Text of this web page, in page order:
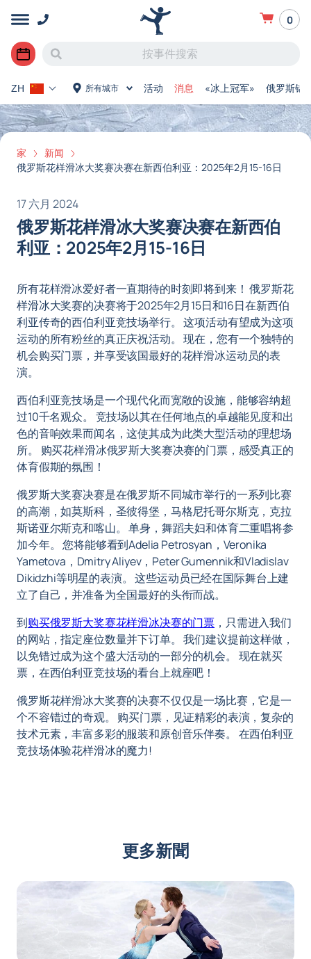
0
所有城市 活动 消息 «冰上冠军» 俄罗斯锦
ZH
家
新闻
俄罗斯花样滑冰大奖赛决赛在新西伯利亚：2025年2月15-16日
17 六月 2024
俄罗斯花样滑冰大奖赛决赛在新西伯
利亚：2025年2月15-16日
所有花样滑冰爱好者一直期待的时刻即将到来！ 俄罗斯花
样滑冰大奖赛的决赛将于2025年2月15日和16日在新西伯
利亚传奇的西伯利亚竞技场举行。 这项活动有望成为这项
运动的所有粉丝的真正庆祝活动。 现在，您有一个独特的
机会购买门票，并享受该国最好的花样滑冰运动员的表
演。
西伯利亚竞技场是一个现代化而宽敞的设施，能够容纳超
过10千名观众。 竞技场以其在任何地点的卓越能见度和出
色的音响效果而闻名，这使其成为此类大型活动的理想场
所。 购买花样滑冰俄罗斯大奖赛决赛的门票，感受真正的
体育假期的氛围！
俄罗斯大奖赛决赛是在俄罗斯不同城市举行的一系列比赛
的高潮，如莫斯科，圣彼得堡，马格尼托哥尔斯克，克拉
斯诺亚尔斯克和喀山。 单身，舞蹈夫妇和体育二重唱将参
加今年。 您将能够看到Adelia Petrosyan，Veronika
Yametova，Dmitry Aliyev，Peter Gumennik和Vladislav
Dikidzhi等明星的表演。 这些运动员已经在国际舞台上建
立了自己，并准备为全国最好的头衔而战。
到购买俄罗斯大奖赛花样滑冰决赛的门票 ，只需进入我们
的网站，指定座位数量并下订单。 我们建议提前这样做，
以免错过成为这个盛大活动的一部分的机会。 现在就买
票，在西伯利亚竞技场的看台上就座吧！
俄罗斯花样滑冰大奖赛的决赛不仅仅是一场比赛，它是一
个不容错过的奇观。 购买门票，见证精彩的表演，复杂的
技术元素，丰富多彩的服装和原创音乐伴奏。 在西伯利亚
竞技场体验花样滑冰的魔力!
更多新聞